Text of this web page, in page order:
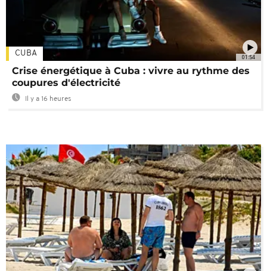
01:54
CUBA
Crise énergétique à Cuba : vivre au rythme des
coupures d'électricité
Il y a 16 heures